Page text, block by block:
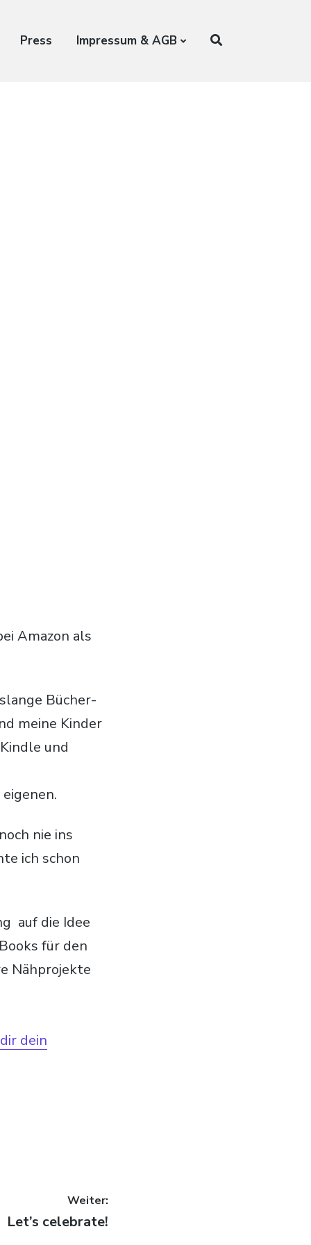
Press Impressum & AGB
Amazon als
Bücher-
meine Kinder
und
nie ins
ich schon
auf die Idee
für den
Nähprojekte
dein
Weiter:
Nächster
Let’s celebrate!